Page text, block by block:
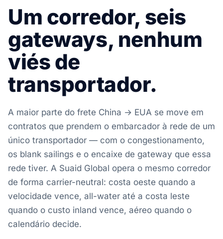
Um corredor, seis
gateways, nenhum
viés de
transportador.
A maior parte do frete China → EUA se move em
contratos que prendem o embarcador à rede de um
único transportador — com o congestionamento,
os blank sailings e o encaixe de gateway que essa
rede tiver. A Suaid Global opera o mesmo corredor
de forma carrier-neutral: costa oeste quando a
velocidade vence, all-water até a costa leste
quando o custo inland vence, aéreo quando o
calendário decide.